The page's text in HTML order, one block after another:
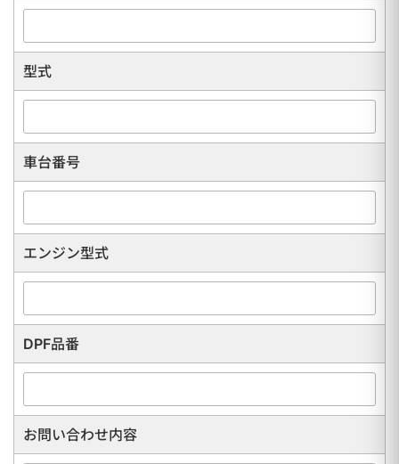
型式
車台番号
エンジン型式
DPF品番
お問い合わせ内容